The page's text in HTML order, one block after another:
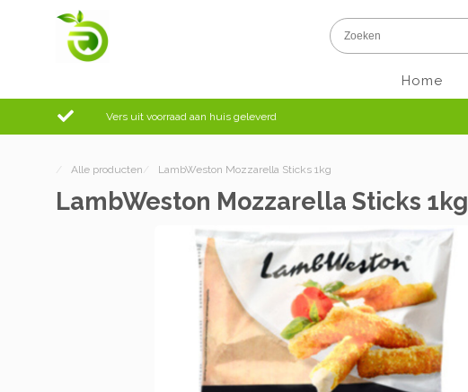
Home
Vers uit voorraad aan huis geleverd
/ Alle producten / LambWeston Mozzarella Sticks 1kg
LambWeston Mozzarella Sticks 1kg